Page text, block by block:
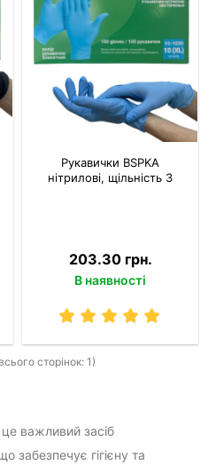
Рукавички BSPKA
нітрилові, щільність 3
203.30 грн.
В наявності
сторінок: 1)
важливий засіб
забезпечує гігієну та